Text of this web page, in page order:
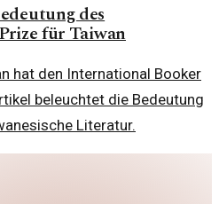
des
für Taiwan
hat den International Booker
beleuchtet die Bedeutung
Literatur.